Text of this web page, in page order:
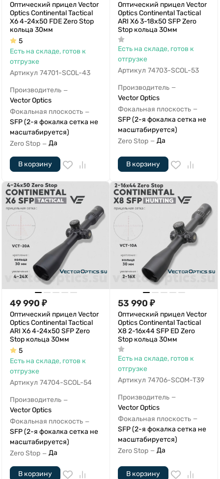
Оптический прицел Vector
Optics Continental Tactical
X6 4-24x50 FDE Zero Stop
кольца 30мм
5
Есть на складе, готов к
отгрузке
Артикул 74701-SCOL-43
Производитель —
Vector Optics
Фокальная плоскость —
SFP (2-я фокалка сетка не
масштабируется)
Zero Stop — Да
В корзину
Оптический прицел Vector
Optics Continental Tactical
ARI X6 3-18х50 SFP Zero
Stop кольца 30мм
Есть на складе, готов к
отгрузке
Артикул 74703-SCOL-53
Производитель —
Vector Optics
Фокальная плоскость —
SFP (2-я фокалка сетка не
масштабируется)
Zero Stop — Да
В корзину
49 990 ₽
Оптический прицел Vector
Optics Continental Tactical
ARI X6 4-24x50 SFP Zero
Stop кольца 30мм
5
Есть на складе, готов к
отгрузке
Артикул 74704-SCOL-54
Производитель —
Vector Optics
Фокальная плоскость —
SFP (2-я фокалка сетка не
масштабируется)
Zero Stop — Да
В корзину
53 990 ₽
Оптический прицел Vector
Optics Continental Tactical
X8 2-16x44 SFP ED Zero
Stop кольца 30мм
Есть на складе, готов к
отгрузке
Артикул 74706-SCOM-T39
Производитель —
Vector Optics
Фокальная плоскость —
SFP (2-я фокалка сетка не
масштабируется)
Zero Stop — Да
В корзину